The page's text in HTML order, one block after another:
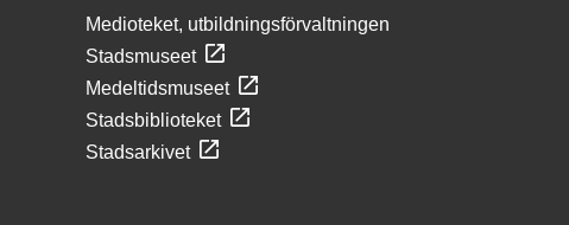
Medioteket, utbildningsförvaltningen
Stadsmuseet
Medeltidsmuseet
Stadsbiblioteket
Stadsarkivet